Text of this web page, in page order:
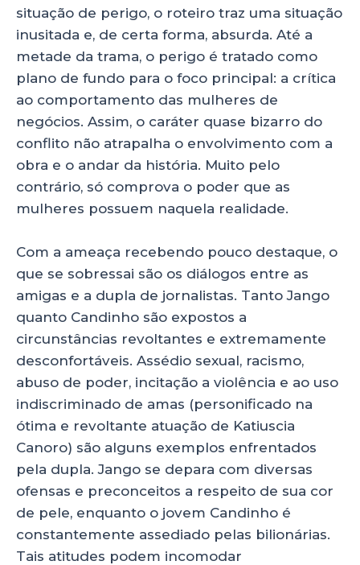
situação de perigo, o roteiro traz uma situação
inusitada e, de certa forma, absurda. Até a
metade da trama, o perigo é tratado como
plano de fundo para o foco principal: a crítica
ao comportamento das mulheres de
negócios. Assim, o caráter quase bizarro do
conflito não atrapalha o envolvimento com a
obra e o andar da história. Muito pelo
contrário, só comprova o poder que as
mulheres possuem naquela realidade.
Com a ameaça recebendo pouco destaque, o
que se sobressai são os diálogos entre as
amigas e a dupla de jornalistas. Tanto Jango
quanto Candinho são expostos a
circunstâncias revoltantes e extremamente
desconfortáveis. Assédio sexual, racismo,
abuso de poder, incitação a violência e ao uso
indiscriminado de amas (personificado na
ótima e revoltante atuação de Katiuscia
Canoro) são alguns exemplos enfrentados
pela dupla. Jango se depara com diversas
ofensas e preconceitos a respeito de sua cor
de pele, enquanto o jovem Candinho é
constantemente assediado pelas bilionárias.
Tais atitudes podem incomodar